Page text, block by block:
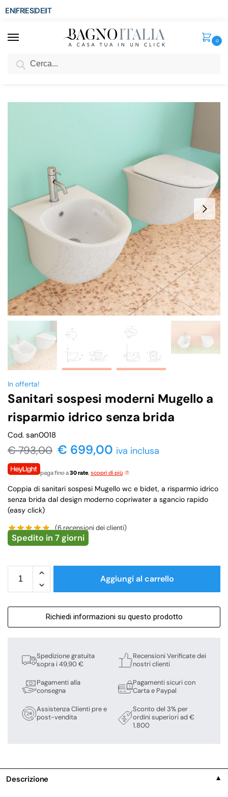
ENFRESDEIT
0
SCONTO del 3%
In offerta!
Sanitari sospesi moderni Mugello a
risparmio idrico senza brida
Cod. san0018
€793,00 € 699,00 iva inclusa
paga fino a30 rate, scopri di più
Coppia di sanitari sospesi Mugello wc e bidet, a risparmio idrico
senza brida dal design moderno copriwater a sgancio rapido
(easy click)
(6recensioni dei clienti)
Spedito in 7 giorni
Aggiungi al carrello
Richiedi informazioni su questo prodotto
Spedizione gratuita
sopra i 49,90 €
Pagamenti alla
consegna
Assistenza Clienti pre e
post-vendita
Recensioni Verificate dei
nostri clienti
Pagamenti sicuri con
Carta e Paypal
Sconto del 3% per
ordini superiori ad €
1.800
Descrizione ▼